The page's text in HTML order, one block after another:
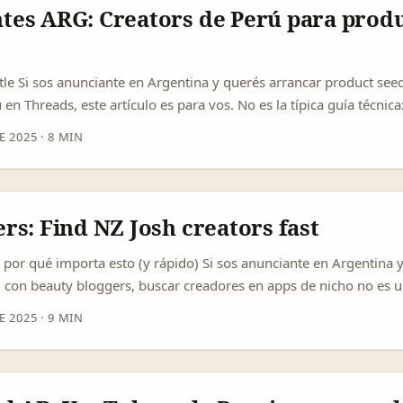
como equipos de producción y no solo like-factories (citado:
Humber). ...
ARG: Creators de Perú para
Si sos anunciante en Argentina y querés arrancar product
en Threads, este artículo es para vos. No es la típica guía
certezas: primero, la economía de creadores en la región
abriendo vías de monetización y los creadores buscan nuevas
desde mayo de 2025 TikTok empezó a pagar a creadores
lo que incentiva a más usuarios a profesionalizar su
Perú, El Peruano). Segundo, la conversación global sobre la
eventos como CreatorWeek 2025 muestran que
2025 · 8 MIN
Find NZ Josh creators fast
qué importa esto (y rápido) Si sos anunciante en Argentina
beauty bloggers, buscar creadores en apps de nicho no es
amplificar lanzamientos de productos cosméticos con
2025 · 9 MIN